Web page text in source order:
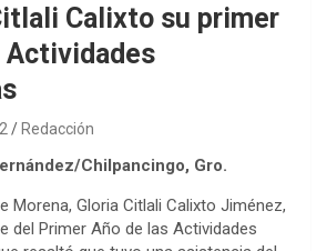
Calixto su primer
Actividades
Redacción
Chilpancingo, Gro.
Morena, Gloria Citlali Calixto Jiménez,
del Primer Año de las Actividades